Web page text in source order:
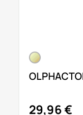
29,96 €